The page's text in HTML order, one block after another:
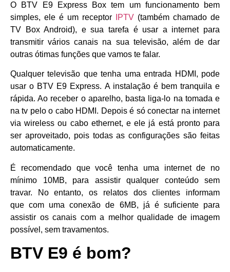
O BTV E9 Express Box tem um funcionamento bem
simples, ele é um receptor
IPTV (também chamado de
TV Box Android), e sua tarefa é usar a internet para
transmitir vários canais na sua televisão, além de dar
outras ótimas funções que vamos te falar.
Qualquer televisão que tenha uma entrada HDMI, pode
usar o BTV E9 Express. A instalação é bem tranquila e
rápida. Ao receber o aparelho, basta liga-lo na tomada e
na tv pelo o cabo HDMI. Depois é só conectar na internet
via wireless ou cabo ethernet, e ele já está pronto para
ser aproveitado, pois todas as configurações são feitas
automaticamente.
É recomendado que você tenha uma internet de no
mínimo 10MB, para assistir qualquer conteúdo sem
travar. No entanto, os relatos dos clientes informam
que com uma conexão de 6MB, já é suficiente para
assistir os canais com a melhor qualidade de imagem
possível, sem travamentos.
BTV E9 é bom?